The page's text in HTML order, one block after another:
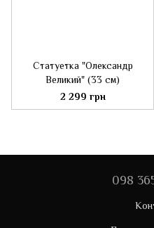
Статуетка "Олександр
Великий" (33 см)
2 299 грн
098